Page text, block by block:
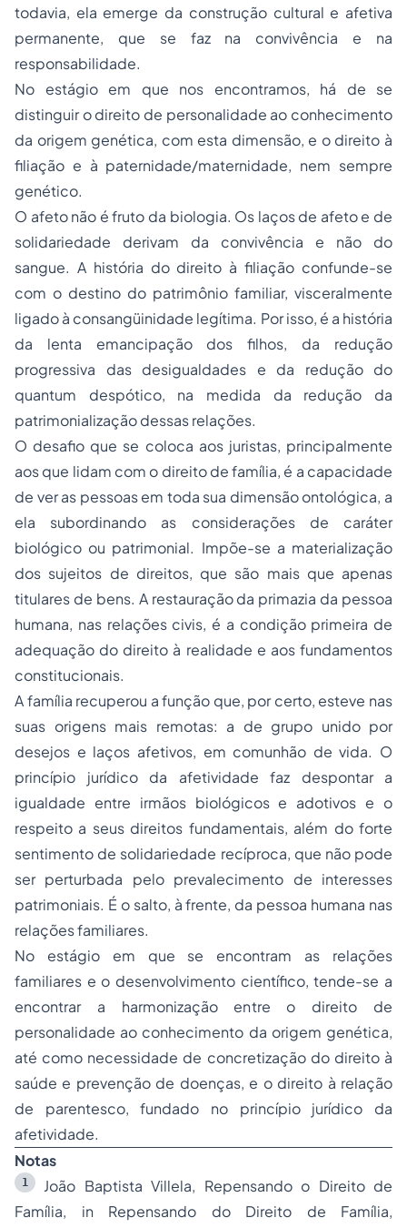
todavia, ela emerge da construção cultural e afetiva
permanente, que se faz na convivência e na
responsabilidade.
No estágio em que nos encontramos, há de se
distinguir o direito de personalidade ao conhecimento
da origem genética, com esta dimensão, e o direito à
filiação e à paternidade/maternidade, nem sempre
genético.
O afeto não é fruto da biologia. Os laços de afeto e de
solidariedade derivam da convivência e não do
sangue. A história do direito à filiação confunde-se
com o destino do patrimônio familiar, visceralmente
ligado à consangüinidade legítima. Por isso, é a história
da lenta emancipação dos filhos, da redução
progressiva das desigualdades e da redução do
quantum despótico, na medida da redução da
patrimonialização dessas relações.
O desafio que se coloca aos juristas, principalmente
aos que lidam com o direito de família, é a capacidade
de ver as pessoas em toda sua dimensão ontológica, a
ela subordinando as considerações de caráter
biológico ou patrimonial. Impõe-se a materialização
dos sujeitos de direitos, que são mais que apenas
titulares de bens. A restauração da primazia da pessoa
humana, nas relações civis, é a condição primeira de
adequação do direito à realidade e aos fundamentos
constitucionais.
A família recuperou a função que, por certo, esteve nas
suas origens mais remotas: a de grupo unido por
desejos e laços afetivos, em comunhão de vida. O
princípio jurídico da afetividade faz despontar a
igualdade entre irmãos biológicos e adotivos e o
respeito a seus direitos fundamentais, além do forte
sentimento de solidariedade recíproca, que não pode
ser perturbada pelo prevalecimento de interesses
patrimoniais. É o salto, à frente, da pessoa humana nas
relações familiares.
No estágio em que se encontram as relações
familiares e o desenvolvimento científico, tende-se a
encontrar a harmonização entre o direito de
personalidade ao conhecimento da origem genética,
até como necessidade de concretização do direito à
saúde e prevenção de doenças, e o direito à relação
de parentesco, fundado no princípio jurídico da
afetividade.
Notas
1
João Baptista Villela, Repensando o Direito de
Família, in Repensando do Direito de Família,